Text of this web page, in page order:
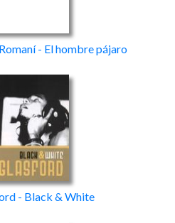
- El hombre pájaro
- Black & White